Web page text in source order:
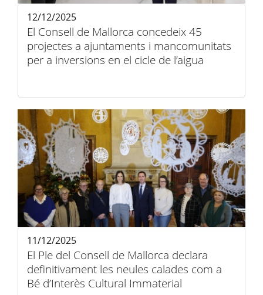
El Consell de Mallorca concedeix 45
projectes a ajuntaments i mancomunitats
per a inversions en el cicle de l’aigua
12/12/2025
El Ple del Consell de Mallorca declara
definitivament les neules calades com a
Bé d’Interès Cultural Immaterial
11/12/2025